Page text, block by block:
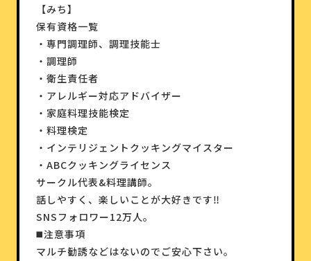
【みち】
保有資格一覧
・専門調理師、調理技能士
・調理師
・衛生責任者
・アレルギー対応アドバイザー
・家庭料理技能検定
・料理検定
・インテリジェントクッキングマイスター
・ABCクッキングライセンス
サークル代表&料理講師。
話しやすく、楽しいことが大好きです‼︎
SNSフォロワー12万人。
◼️注意事項
マルチ勧誘などはないのでご安心下さい。